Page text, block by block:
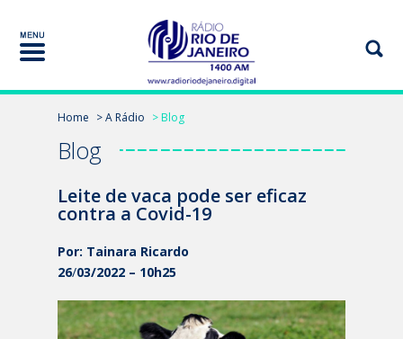
Home > A Rádio > Blog
Blog
Leite de vaca pode ser eficaz
contra a Covid-19
Por: Tainara Ricardo
26/03/2022 – 10h25